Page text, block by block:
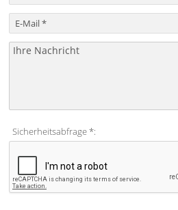
Sicherheitsabfrage *: